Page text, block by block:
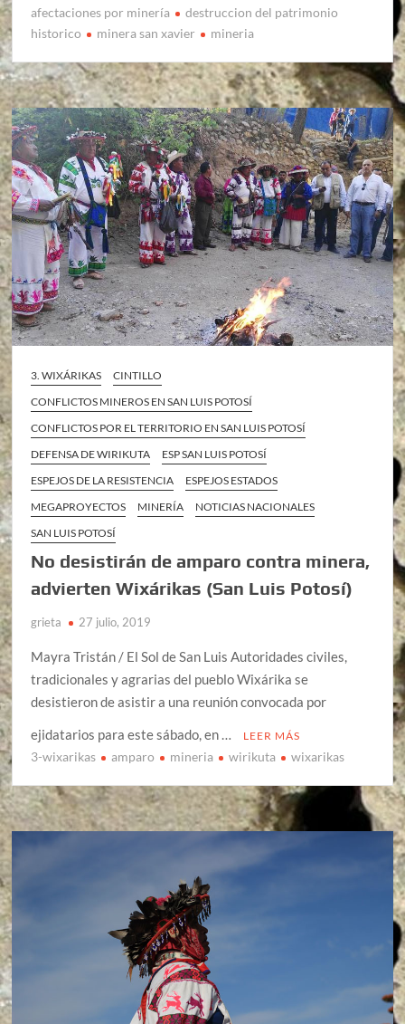
afectaciones por minería
destruccion del patrimonio
historico
minera san xavier mineria
3. WIXÁRIKAS
CINTILLO
CONFLICTOS MINEROS EN SAN LUIS POTOSÍ
CONFLICTOS POR EL TERRITORIO EN SAN LUIS POTOSÍ
DEFENSA DE WIRIKUTA
ESP SAN LUIS POTOSÍ
ESPEJOS DE LA RESISTENCIA
ESPEJOS ESTADOS
MEGAPROYECTOS
MINERÍA
NOTICIAS NACIONALES
SAN LUIS POTOSÍ
No desistirán de amparo contra minera,
advierten Wixárikas (San Luis Potosí)
grieta 27 julio, 2019
Mayra Tristán / El Sol de San Luis Autoridades civiles,
tradicionales y agrarias del pueblo Wixárika se
desistieron de asistir a una reunión convocada por
ejidatarios para este sábado, en …
LEER MÁS
3-wixarikas amparo mineria wirikuta wixarikas